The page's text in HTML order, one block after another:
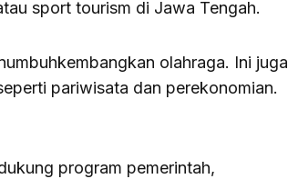
sport tourism di Jawa Tengah.
olahraga. Ini juga
pariwisata dan perekonomian.
program pemerintah,